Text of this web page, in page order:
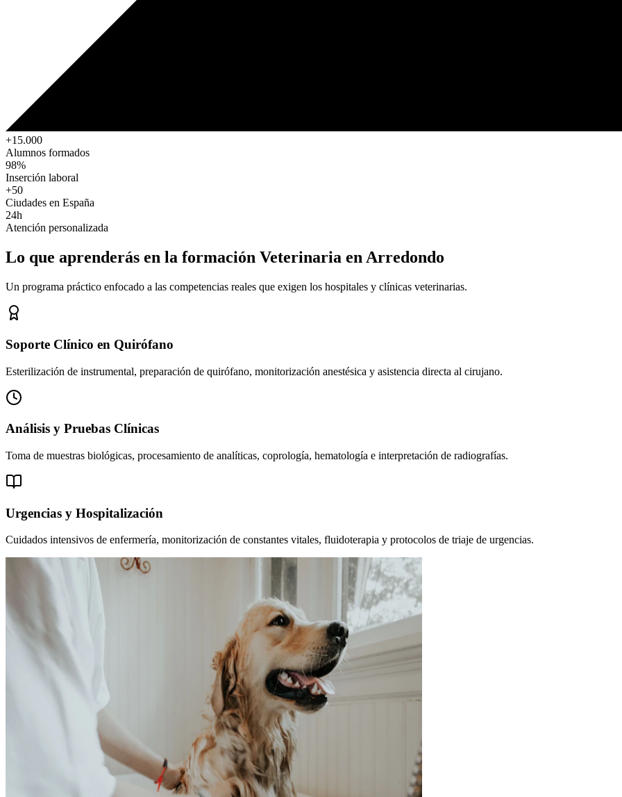
+15.000
Alumnos formados
98%
Inserción laboral
+50
Ciudades en España
24h
Atención personalizada
Lo que aprenderás en la formación Veterinaria en Arredondo
Un programa práctico enfocado a las competencias reales que exigen los hospitales y clínicas veterinarias.
Soporte Clínico en Quirófano
Esterilización de instrumental, preparación de quirófano, monitorización anestésica y asistencia directa al cirujano.
Análisis y Pruebas Clínicas
Toma de muestras biológicas, procesamiento de analíticas, coprología, hematología e interpretación de radiografías.
Urgencias y Hospitalización
Cuidados intensivos de enfermería, monitorización de constantes vitales, fluidoterapia y protocolos de triaje de urgencias.